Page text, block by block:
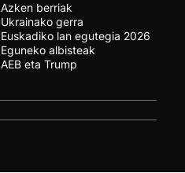
Azken berriak
Ukrainako gerra
Euskadiko lan egutegia 2026
Eguneko albisteak
AEB eta Trump